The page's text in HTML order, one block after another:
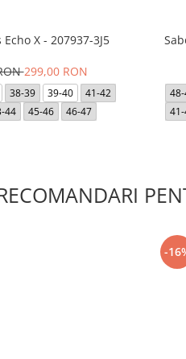
X - 207937-3J5
299,00 RON
38-39 39-40
41-42
44 45-46 46-47
-